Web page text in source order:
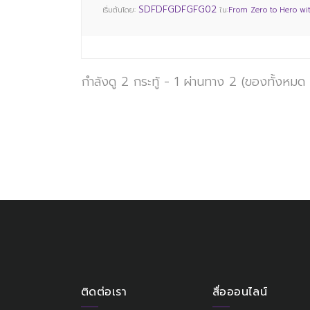
เริ่มต้นโดย: SDFDFGDFGFG02 ใน:From Zero to Hero
กำลังดู 2 กระทู้ - 1 ผ่านทาง 2 (ของทั้งหมด
ติดต่อเรา สื่อออนไลน์